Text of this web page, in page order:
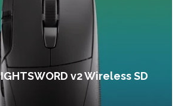
v2 Wireless SD